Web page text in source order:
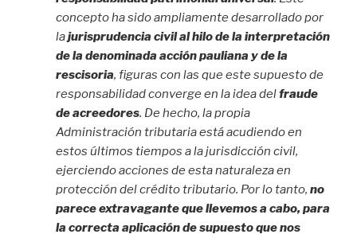
concepto ha sido ampliamente desarrollado por
lajurisprudencia civil al hilo de la interpretación
de la denominada acción pauliana y de la
rescisoria, figuras con las que este supuesto de
responsabilidad converge en la idea delfraude
de acreedores. De hecho, la propia
Administración tributaria está acudiendo en
estos últimos tiempos a la jurisdicción civil,
ejerciendo acciones de esta naturaleza en
protección del crédito tributario. Por lo tanto, no
parece extravagante que llevemos a cabo, para
la correcta aplicación de supuesto que nos